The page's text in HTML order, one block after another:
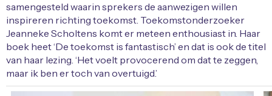
samengesteld waarin sprekers de aanwezigen willen
inspireren richting toekomst. Toekomstonderzoeker
Jeanneke Scholtens komt er meteen enthousiast in. Haar
boek heet ‘De toekomst is fantastisch’ en dat is ook de titel
van haar lezing. ‘Het voelt provocerend om dat te zeggen,
maar ik ben er toch van overtuigd.’